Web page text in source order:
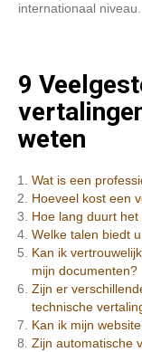
internationaal niveau.
9
weten
Wat is een
Hoeveel kost een
Hoe lang duurt
Welke talen biedt
Kan ik
mijn documenten?
Zijn er
technische
Kan ik mijn
Zijn automatische